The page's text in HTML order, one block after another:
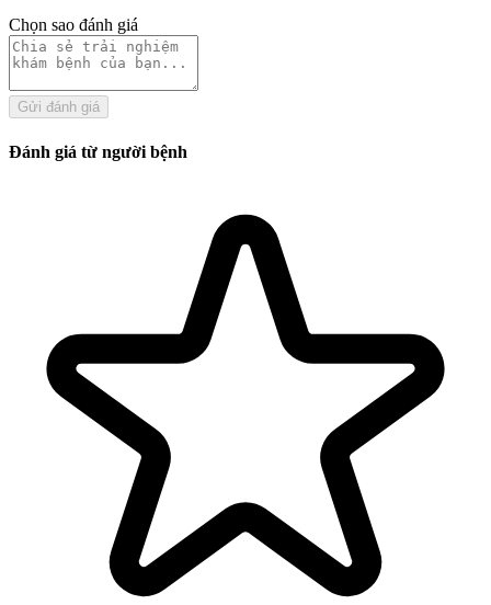
Chọn sao đánh giá
Gửi đánh giá
Đánh giá từ người bệnh